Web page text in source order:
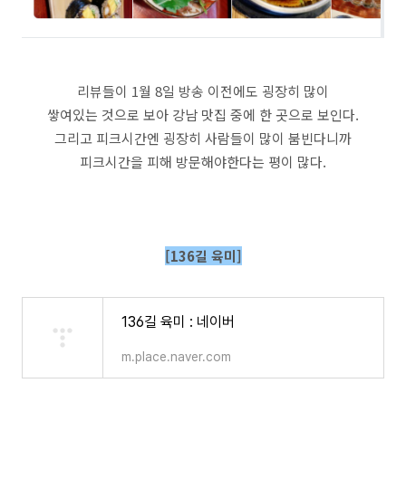
리뷰들이 1월 8일 방송 이전에도 굉장히 많이
쌓여있는 것으로 보아 강남 맛집 중에 한 곳으로 보인다.
그리고 피크시간엔 굉장히 사람들이 많이 붐빈다니까
피크시간을 피해 방문해야한다는 평이 많다.
[136길 육미]
136길 육미 : 네이버
m.place.naver.com